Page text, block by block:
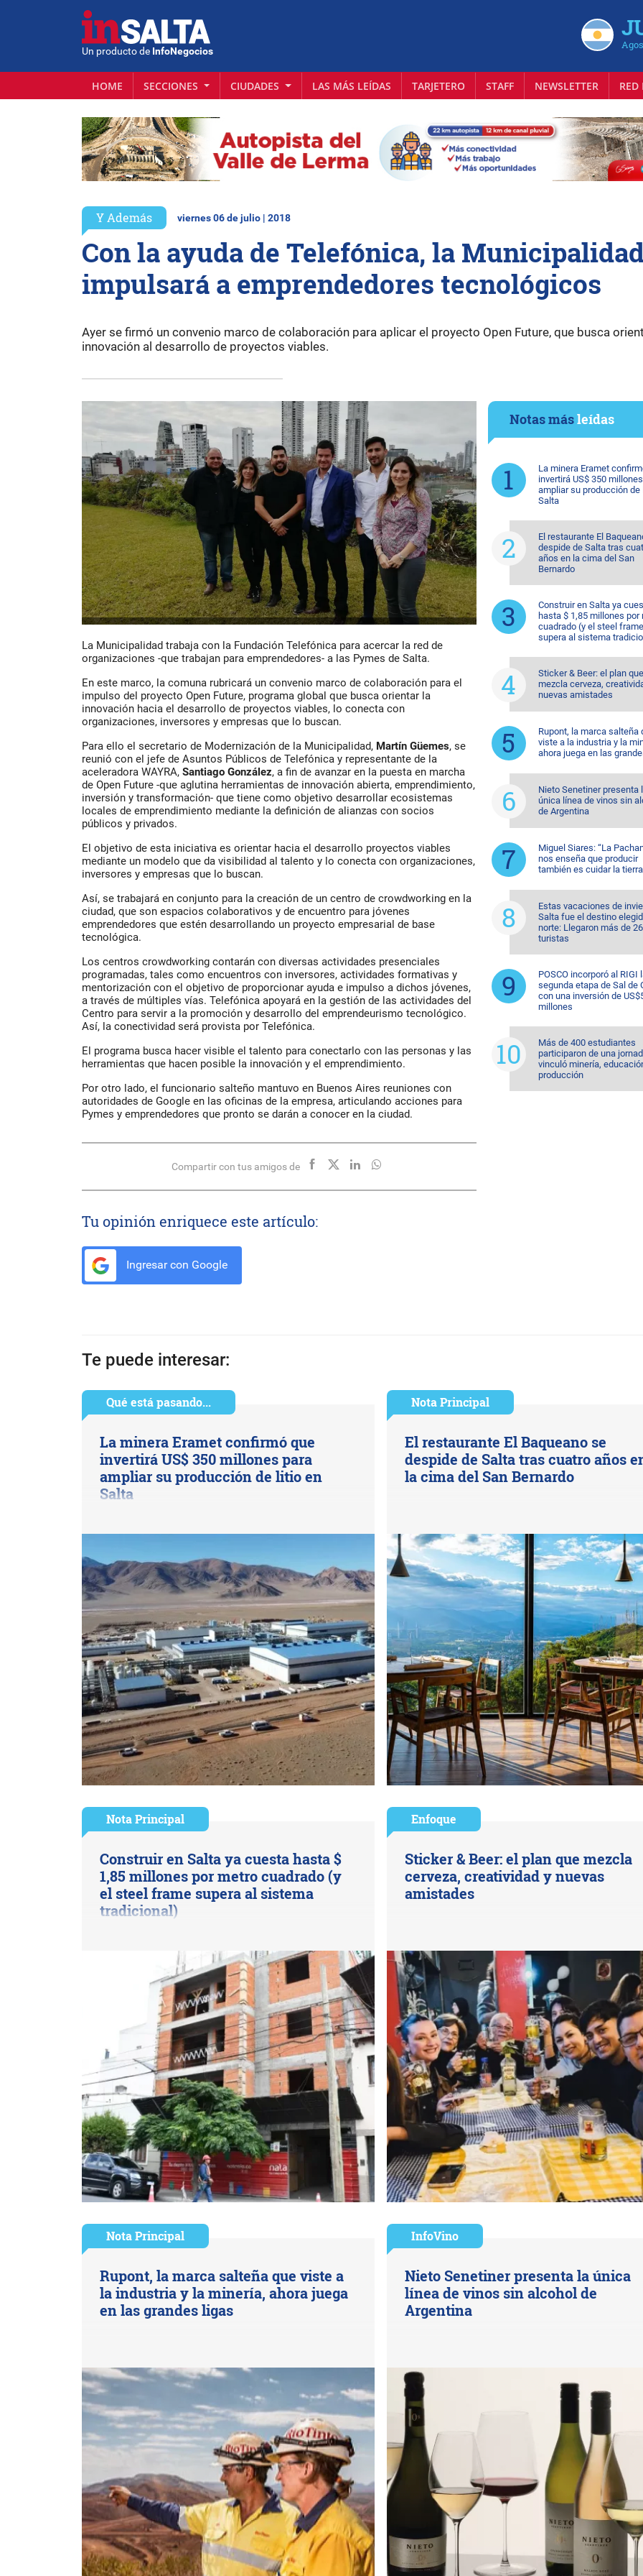
Un producto de InfoNegocios
HOME SECCIONES CIUDADES LAS MÁS LEÍDAS TARJETERO STAFF NEWSLETTER
Y Además viernes 06 de julio | 2018
Con la ayuda de Telefónica, la
impulsará a emprendedores tecnológicos
Ayer se firmó un convenio marco de colaboración para aplicar el proyecto Open Future, que busca
innovación al desarrollo de proyectos viables.
La Municipalidad trabaja con la Fundación Telefónica para acercar la red de
organizaciones -que trabajan para emprendedores- a las Pymes de Salta.
En este marco, la comuna rubricará un convenio marco de colaboración para el
impulso del proyecto Open Future, programa global que busca orientar la
innovación hacia el desarrollo de proyectos viables, lo conecta con
organizaciones, inversores y empresas que lo buscan.
Para ello el secretario de Modernización de la Municipalidad, Martín Güemes, se
reunió con el jefe de Asuntos Públicos de Telefónica y representante de la
aceleradora WAYRA, Santiago González, a fin de avanzar en la puesta en marcha
de Open Future -que aglutina herramientas de innovación abierta, emprendimiento,
inversión y transformación- que tiene como objetivo desarrollar ecosistemas
locales de emprendimiento mediante la definición de alianzas con socios
públicos y privados.
El objetivo de esta iniciativa es orientar hacia el desarrollo proyectos viables
mediante un modelo que da visibilidad al talento y lo conecta con organizaciones,
inversores y empresas que lo buscan.
Así, se trabajará en conjunto para la creación de un centro de crowdworking en la
ciudad, que son espacios colaborativos y de encuentro para jóvenes
emprendedores que estén desarrollando un proyecto empresarial de base
tecnológica.
Los centros crowdworking contarán con diversas actividades presenciales
programadas, tales como encuentros con inversores, actividades formativas y
mentorización con el objetivo de proporcionar ayuda e impulso a dichos jóvenes,
a través de múltiples vías. Telefónica apoyará en la gestión de las actividades del
Centro para servir a la promoción y desarrollo del emprendeurismo tecnológico.
Así, la conectividad será provista por Telefónica.
El programa busca hacer visible el talento para conectarlo con las personas y las
herramientas que hacen posible la innovación y el emprendimiento.
Por otro lado, el funcionario salteño mantuvo en Buenos Aires reuniones con
autoridades de Google en las oficinas de la empresa, articulando acciones para
Pymes y emprendedores que pronto se darán a conocer en la ciudad.
Compartir con tus amigos de
Tu opinión enriquece este artículo:
Ingresar con Google
Notas másleídas
La minera Eramet
invertirá US$ 350
ampliar su producción de
Salta
El restaurante El
despide de Salta tras
años en la cima del San
Bernardo
Construir en Salta ya
hasta $ 1,85 millones por
cuadrado (y el steel frame
supera al sistema
Sticker & Beer: el plan que
mezcla cerveza,
nuevas amistades
Rupont, la marca salteña
viste a la industria y la
ahora juega en las
Nieto Senetiner presenta
única línea de vinos sin
de Argentina
Miguel Siares: “La
nos enseña que producir
también es cuidar la
Estas vacaciones de
Salta fue el destino
norte: Llegaron más de
turistas
POSCO incorporó al RIGI
segunda etapa de Sal de
con una inversión de
millones
Más de 400 estudiantes
participaron de una
vinculó minería,
producción
Te puede interesar:
Qué está pasando...
La minera Eramet confirmó que
invertirá US$ 350 millones para
ampliar su producción de litio en
Salta
Nota Principal
El restaurante El Baqueano se
despide de Salta tras cuatro años
la cima del San Bernardo
Nota Principal
Construir en Salta ya cuesta hasta $
1,85 millones por metro cuadrado (y
el steel frame supera al sistema
tradicional)
Enfoque
Sticker & Beer: el plan que mezcla
cerveza, creatividad y nuevas
amistades
Nota Principal
Rupont, la marca salteña que viste a
la industria y la minería, ahora juega
en las grandes ligas
InfoVino
Nieto Senetiner presenta la única
línea de vinos sin alcohol de
Argentina